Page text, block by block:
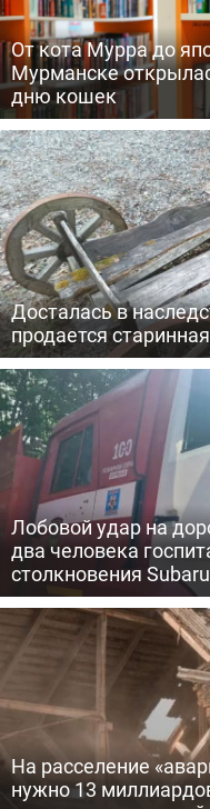
От кота Мурра до
Мурманске
дню кошек
Досталась в
продается
Лобовой удар на
два человека
столкновения
На расселение
нужно 13